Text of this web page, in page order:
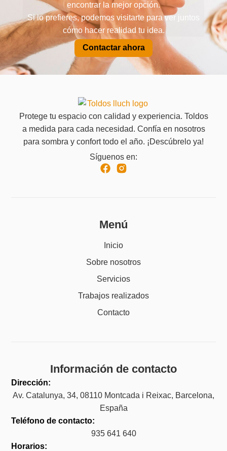
encontrar la mejor opción.
Si lo prefieres, podemos visitarte para ver juntos
cómo hacer realidad tu idea.
Contactar ahora
Protege tu espacio con calidad y experiencia. Toldos
a medida para cada necesidad. Confía en nosotros
para sombra y confort todo el año. ¡Descúbrelo ya!
Síguenos en:
Menú
Inicio
Sobre nosotros
Servicios
Trabajos realizados
Contacto
Información de contacto
Dirección:
Av. Catalunya, 34, 08110 Montcada i Reixac, Barcelona,
España
Teléfono de contacto:
935 641 640
Horarios: